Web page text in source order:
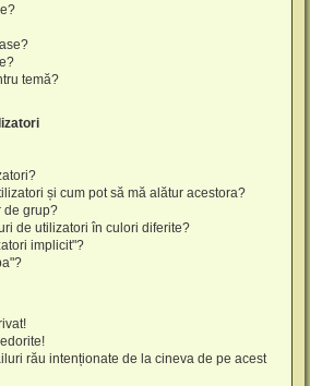
temă?
și cum pot să mă alătur acestora?
de grup?
de utilizatori în culori diferite?
implicit"?
rău intenționate de la cineva de pe acest